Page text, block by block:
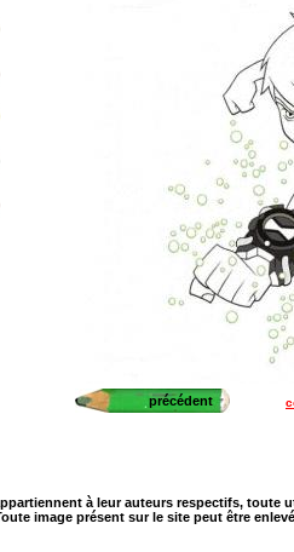
précédent
à leur auteurs respectifs,
image présent sur le site peut être